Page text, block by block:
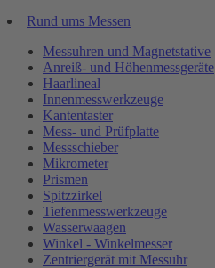
Rund ums Messen
Messuhren und Magnetstative
Anreiß- und Höhenmessgeräte
Haarlineal
Innenmesswerkzeuge
Kantentaster
Mess- und Prüfplatte
Messschieber
Mikrometer
Prismen
Spitzzirkel
Tiefenmesswerkzeuge
Wasserwaagen
Winkel - Winkelmesser
Zentriergerät mit Messuhr